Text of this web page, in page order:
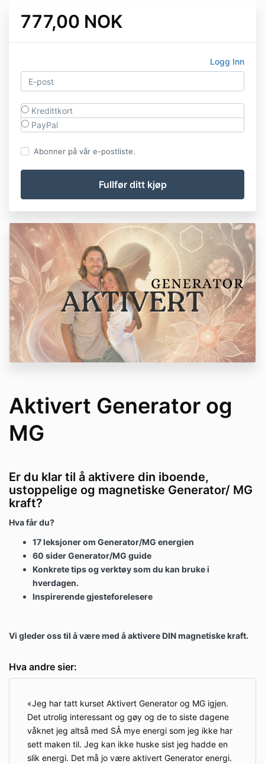
777,00 NOK
Logg Inn
Kredittkort
PayPal
Abonner på vår e-postliste.
Aktivert Generator og
MG
Er du klar til å aktivere din iboende,
ustoppelige og magnetiske Generator/ MG
kraft?
Hva får du?
17 leksjoner om Generator/MG energien
60 sider Generator/MG guide
Konkrete tips og verktøy som du kan bruke i
hverdagen.
Inspirerende gjesteforelesere
Vi gleder oss til å være med å aktivere DIN magnetiske kraft.
Hva andre sier:
Jeg har tatt kurset Aktivert Generator og MG igjen.
Det utrolig interessant og gøy og de to siste dagene
våknet jeg altså med SÅ mye energi som jeg ikke har
sett maken til. Jeg kan ikke huske sist jeg hadde en
slik energi. Det må jo være aktivert Generator energi.